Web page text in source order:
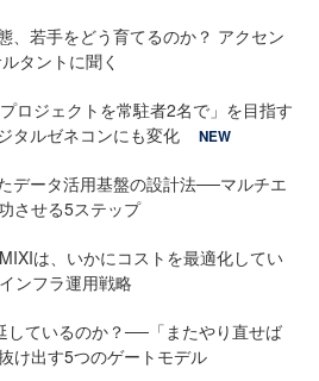
、若手をどう育てるのか？ アクセン
タントに聞く
ロジェクトを常駐者2名で」を目指す
タルゼネコンにも変化
NEW
データ活用基盤の設計法──マルチエ
させる5ステップ
は、いかにコストを最適化してい
ンフラ運用戦略
しているのか？──「またやり直せば
け出す5つのゲートモデル